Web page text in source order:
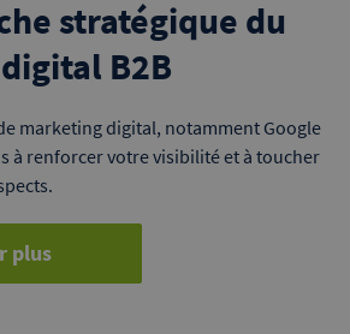
stratégique du
B2B
marketing digital, notamment Google
à renforcer votre visibilité et à toucher
plus